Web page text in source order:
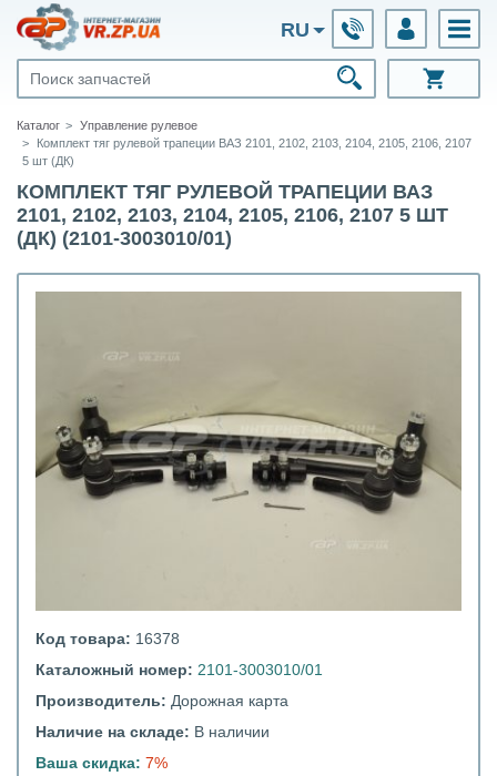
RU
Каталог
Управление рулевое
Комплект тяг рулевой трапеции ВАЗ 2101, 2102, 2103, 2104, 2105, 2106, 2107
5 шт (ДК)
КОМПЛЕКТ ТЯГ РУЛЕВОЙ ТРАПЕЦИИ ВАЗ
2101, 2102, 2103, 2104, 2105, 2106, 2107 5 ШТ
(ДК) (2101-3003010/01)
Код товара: 16378
Каталожный номер: 2101-3003010/01
Производитель: Дорожная карта
Наличие на складе: В наличии
Ваша скидка: 7%